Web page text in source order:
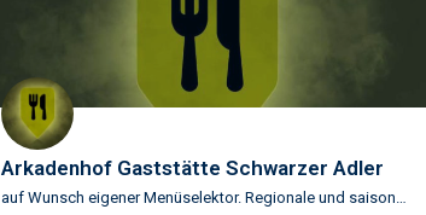
Arkadenhof Gaststätte Schwarzer Adler